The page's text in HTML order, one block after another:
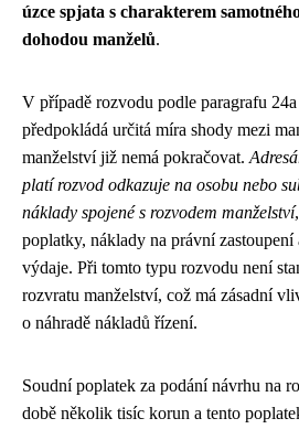
úzce spjata s charakterem
dohodou manželů.
V případě rozvodu podle paragrafu
předpokládá určitá míra shody mezi
manželství již nemá pokračovat.
platí rozvod odkazuje na osobu nebo
náklady spojené s rozvodem manželství
poplatky, náklady na právní
výdaje. Při tomto typu rozvodu není
rozvratu manželství, což má zásadní
o náhradě nákladů řízení.
Soudní poplatek za podání návrhu na
době několik tisíc korun a tento